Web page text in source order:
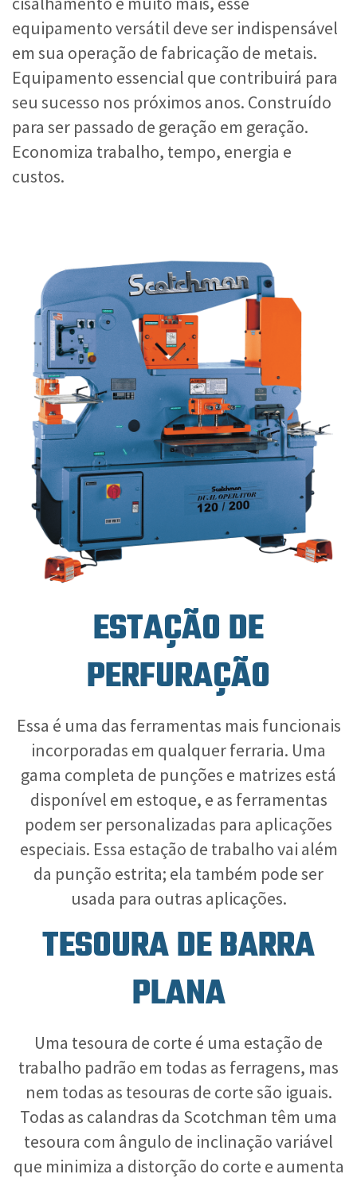
equipamento versátil deve ser indispensável
em sua operação de fabricação de metais.
Equipamento essencial que contribuirá para
seu sucesso nos próximos anos. Construído
para ser passado de geração em geração.
Economiza trabalho, tempo, energia e
custos.
ESTAÇÃO DE
PERFURAÇÃO
Essa é uma das ferramentas mais funcionais
incorporadas em qualquer ferraria. Uma
gama completa de punções e matrizes está
disponível em estoque, e as ferramentas
podem ser personalizadas para aplicações
especiais. Essa estação de trabalho vai além
da punção estrita; ela também pode ser
usada para outras aplicações.
TESOURA DE BARRA
PLANA
Uma tesoura de corte é uma estação de
trabalho padrão em todas as ferragens, mas
nem todas as tesouras de corte são iguais.
Todas as calandras da Scotchman têm uma
tesoura com ângulo de inclinação variável
que minimiza a distorção do corte e aumenta